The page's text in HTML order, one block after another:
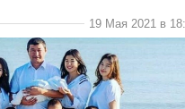
19 Мая 2021 в